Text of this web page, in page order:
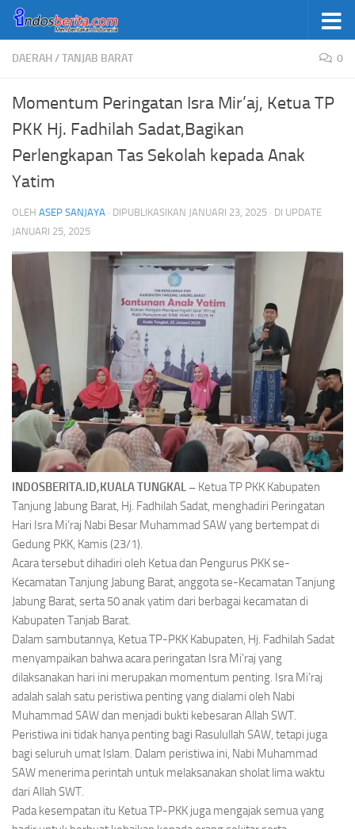
Skip to content
DAERAH/TANJAB BARAT 0
Momentum Peringatan Isra Mir’aj, Ketua TP
PKK Hj. Fadhilah Sadat,Bagikan
Perlengkapan Tas Sekolah kepada Anak
Yatim
OLEH ASEP SANJAYA · DIPUBLIKASIKAN JANUARI 23, 2025 · DI UPDATE
JANUARI 25, 2025
INDOSBERITA.ID,KUALA TUNGKAL – Ketua TP PKK Kabupaten
Tanjung Jabung Barat, Hj. Fadhilah Sadat, menghadiri Peringatan
Hari Isra Mi’raj Nabi Besar Muhammad SAW yang bertempat di
Gedung PKK, Kamis (23/1).
Acara tersebut dihadiri oleh Ketua dan Pengurus PKK se-
Kecamatan Tanjung Jabung Barat, anggota se-Kecamatan Tanjung
Jabung Barat, serta 50 anak yatim dari berbagai kecamatan di
Kabupaten Tanjab Barat.
Dalam sambutannya, Ketua TP-PKK Kabupaten, Hj. Fadhilah Sadat
menyampaikan bahwa acara peringatan Isra Mi’raj yang
dilaksanakan hari ini merupakan momentum penting. Isra Mi’raj
adalah salah satu peristiwa penting yang dialami oleh Nabi
Muhammad SAW dan menjadi bukti kebesaran Allah SWT.
Peristiwa ini tidak hanya penting bagi Rasulullah SAW, tetapi juga
bagi seluruh umat Islam. Dalam peristiwa ini, Nabi Muhammad
SAW menerima perintah untuk melaksanakan sholat lima waktu
dari Allah SWT.
Pada kesempatan itu Ketua TP-PKK juga mengajak semua yang